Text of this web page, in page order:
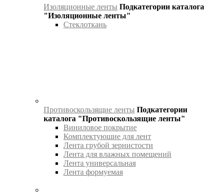
Изоляционные ленты Подкатегории каталога
"Изоляционные ленты"
Стеклоткань
Противоскользящие ленты Подкатегории
каталога "Противоскользящие ленты"
Виниловое покрытие
Комплектуюшие для лент
Лента грубой зернистости
Лента для влажных помещений
Лента универсальная
Лента формуемая